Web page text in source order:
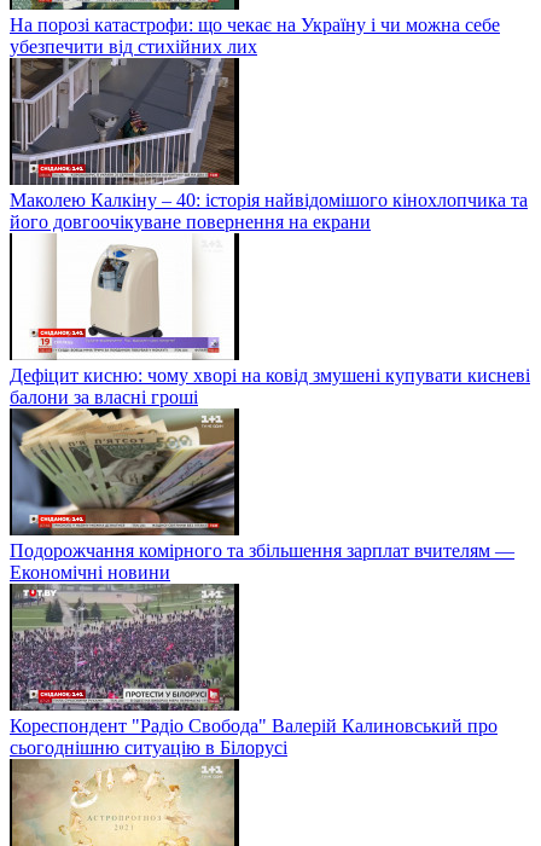
На порозі катастрофи: що чекає на Україну і чи можна себе
убезпечити від стихійних лих
Маколею Калкіну – 40: історія найвідомішого кінохлопчика та
його довгоочікуване повернення на екрани
Дефіцит кисню: чому хворі на ковід змушені купувати кисневі
балони за власні гроші
Подорожчання комірного та збільшення зарплат вчителям —
Економічні новини
Кореспондент "Радіо Свобода" Валерій Калиновський про
сьогоднішню ситуацію в Білорусі